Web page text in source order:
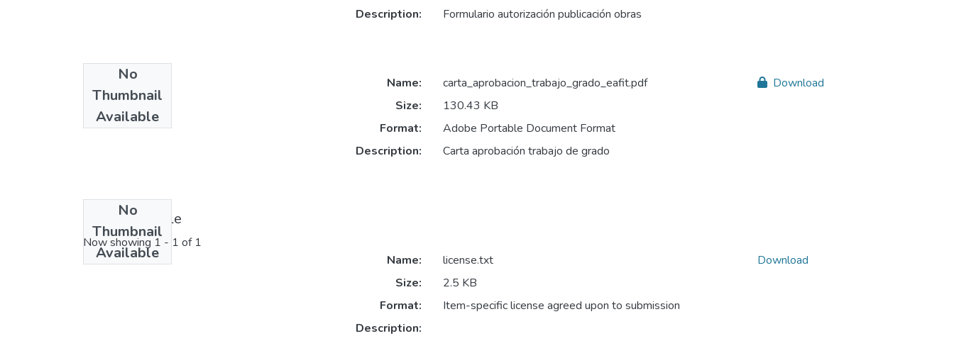
No
Thumbnail
Available
Description:
Formulario autorización publicación obras
No
Thumbnail
Available
Name:
carta_aprobacion_trabajo_grado_eafit.pdf
Size:
130.43 KB
Format:
Adobe Portable Document Format
Description:
Carta aprobación trabajo de grado
Download
License bundle
Now showing 1 - 1 of 1
Name:
license.txt
Size:
2.5 KB
Format:
Item-specific license agreed upon to submission
Description:
Download